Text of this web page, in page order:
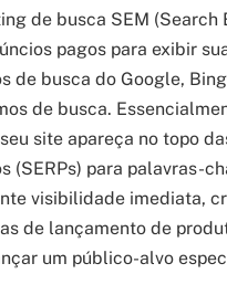
de busca SEM (Search
pagos para exibir
de busca do Google,
de busca.
site apareça no topo
(SERPs) para palavras-
visibilidade imediata,
de lançamento de
um público-alvo